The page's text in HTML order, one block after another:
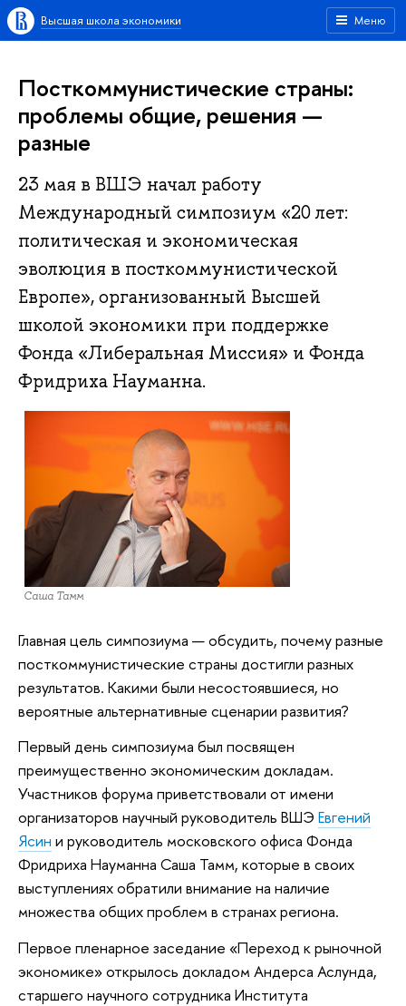
Меню
Высшая школа экономики
Посткоммунистические страны:
проблемы общие, решения —
разные
23 мая в ВШЭ начал работу
Международный симпозиум «20 лет:
политическая и экономическая
эволюция в посткоммунистической
Европе», организованный Высшей
школой экономики при поддержке
Фонда «Либеральная Миссия» и Фонда
Фридриха Науманна.
Саша Тамм
Главная цель симпозиума — обсудить, почему разные
посткоммунистические страны достигли разных
результатов. Какими были несостоявшиеся, но
вероятные альтернативные сценарии развития?
Первый день симпозиума был посвящен
преимущественно экономическим докладам.
Участников форума приветствовали от имени
организаторов научный руководитель ВШЭ Евгений
Ясин и руководитель московского офиса Фонда
Фридриха Науманна Саша Тамм, которые в своих
выступлениях обратили внимание на наличие
множества общих проблем в странах региона.
Первое пленарное заседание «Переход к рыночной
экономике» открылось докладом Андерса Аслунда,
старшего научного сотрудника Института